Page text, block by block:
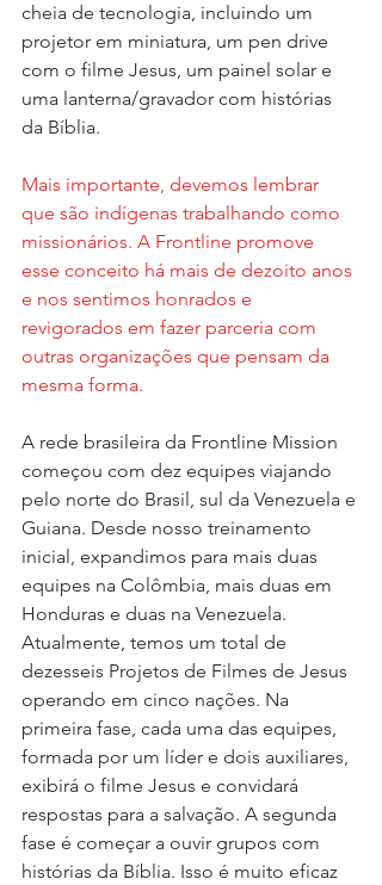
cheia de tecnologia, incluindo um
projetor em miniatura, um pen drive
com o filme Jesus, um painel solar e
uma lanterna/gravador com histórias
da Bíblia.
Mais importante, devemos lembrar
que são indígenas trabalhando como
missionários. A Frontline promove
esse conceito há mais de dezoito anos
e nos sentimos honrados e
revigorados em fazer parceria com
outras organizações que pensam da
mesma forma.
A rede brasileira da Frontline Mission
começou com dez equipes viajando
pelo norte do Brasil, sul da Venezuela e
Guiana. Desde nosso treinamento
inicial, expandimos para mais duas
equipes na Colômbia, mais duas em
Honduras e duas na Venezuela.
Atualmente, temos um total de
dezesseis Projetos de Filmes de Jesus
operando em cinco nações. Na
primeira fase, cada uma das equipes,
formada por um líder e dois auxiliares,
exibirá o filme Jesus e convidará
respostas para a salvação. A segunda
fase é começar a ouvir grupos com
histórias da Bíblia. Isso é muito eficaz